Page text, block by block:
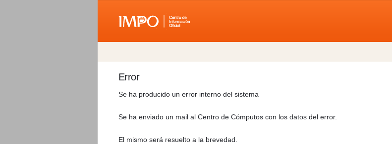
Error
Se ha producido un error interno del sistema
Se ha enviado un mail al Centro de Cómputos con los datos del error.
El mismo será resuelto a la brevedad.